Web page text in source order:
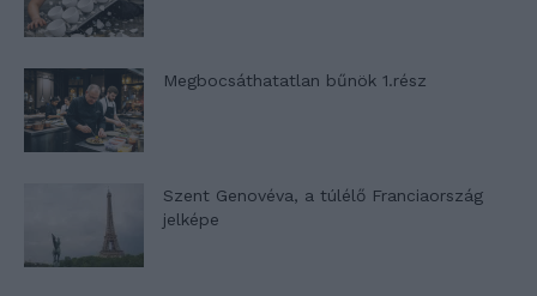
Megbocsáthatatlan bűnök 1.rész
Szent Genovéva, a túlélő Franciaország
jelképe